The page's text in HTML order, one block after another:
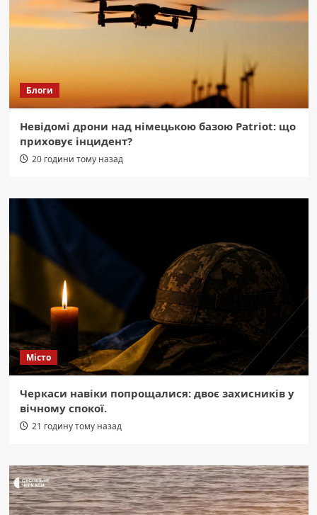
Блоги
Невідомі дрони над німецькою базою Patriot: що
приховує інцидент?
20 години тому назад
Місто
Черкаси навіки попрощалися: двоє захисників у
вічному спокої.
21 годину тому назад